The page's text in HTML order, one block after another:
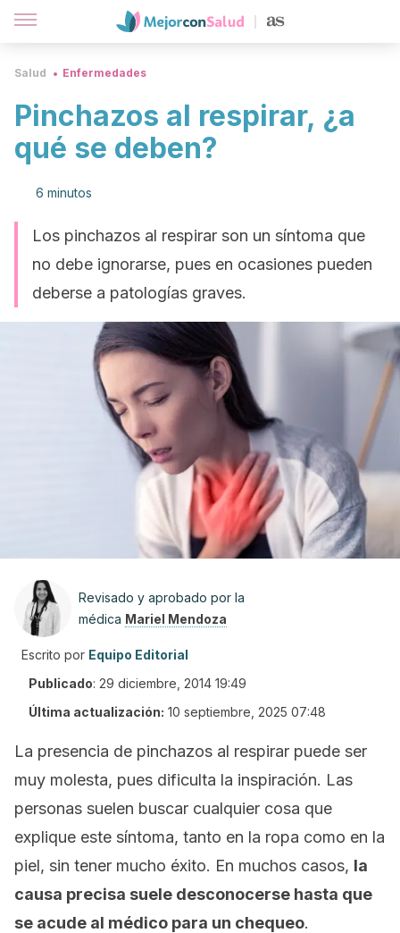
Salud Enfermedades
Pinchazos al respirar, ¿a
qué se deben?
6 minutos
Los pinchazos al respirar son un síntoma que
no debe ignorarse, pues en ocasiones pueden
deberse a patologías graves.
Revisado y aprobado por la
médica Mariel Mendoza
Escrito por Equipo Editorial
Publicado: 29 diciembre, 2014 19:49
Última actualización: 10 septiembre, 2025 07:48
La presencia de pinchazos al respirar puede ser
muy molesta, pues dificulta la inspiración. Las
personas suelen buscar cualquier cosa que
explique este síntoma, tanto en la ropa como en la
piel, sin tener mucho éxito. En muchos casos, la
causa precisa suele desconocerse hasta que
se acude al médico para un chequeo.